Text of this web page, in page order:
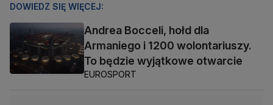
DOWIEDZ SIĘ WIĘCEJ:
Andrea Bocceli, hołd dla
Armaniego i 1200 wolontariuszy.
To będzie wyjątkowe otwarcie
EUROSPORT